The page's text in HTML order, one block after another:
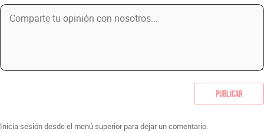
Publicar
Inicia sesión desde el menú superior para dejar un comentario.